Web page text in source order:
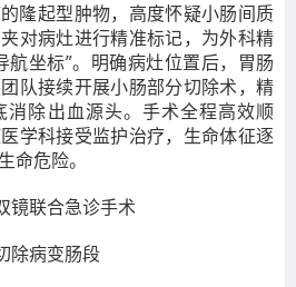
隆起型肿物，高度怀疑小肠间质
对病灶进行精准标记，为外科精
航坐标”。明确病灶位置后，胃肠
队接续开展小肠部分切除术，精
消除出血源头。手术全程高效顺
学科接受监护治疗，生命体征逐
命危险。
镜联合急诊手术
除病变肠段